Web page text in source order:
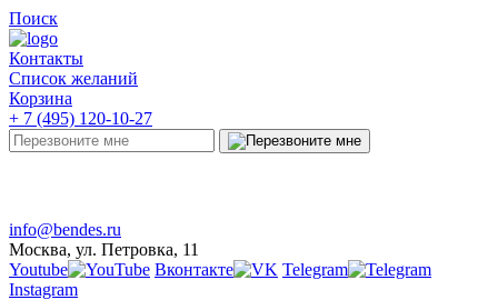
Поиск
Контакты
Список желаний
Корзина
+ 7 (495) 120-10-27
info@bendes.ru
Москва, ул. Петровка, 11
Youtube
Вконтакте
Telegram
Instagram